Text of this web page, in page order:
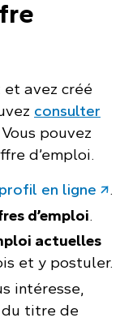
avez créé
consulter
Vous pouvez
d’emploi.
profil en ligne
.
d’emploi.
actuelles
et y postuler.
intéresse,
du titre de